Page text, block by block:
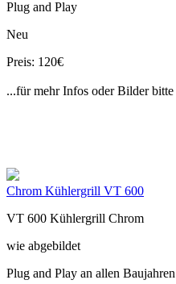
Plug and Play
Neu
Preis: 120€
...für mehr Infos oder Bilder bitte
Chrom Kühlergrill VT 600
VT 600 Kühlergrill Chrom
wie abgebildet
Plug and Play an allen Baujahren